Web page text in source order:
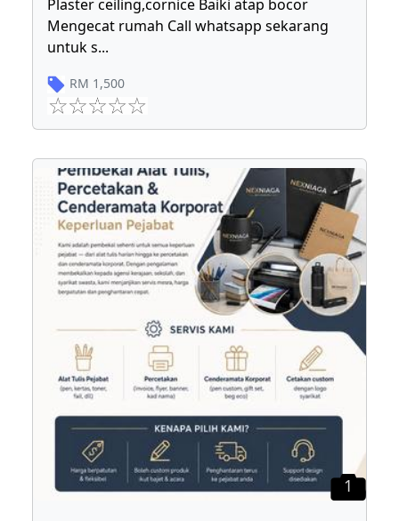
Plaster ceiling,cornice Baiki atap bocor
Mengecat rumah Call whatsapp sekarang
untuk s...
RM 1,500
1